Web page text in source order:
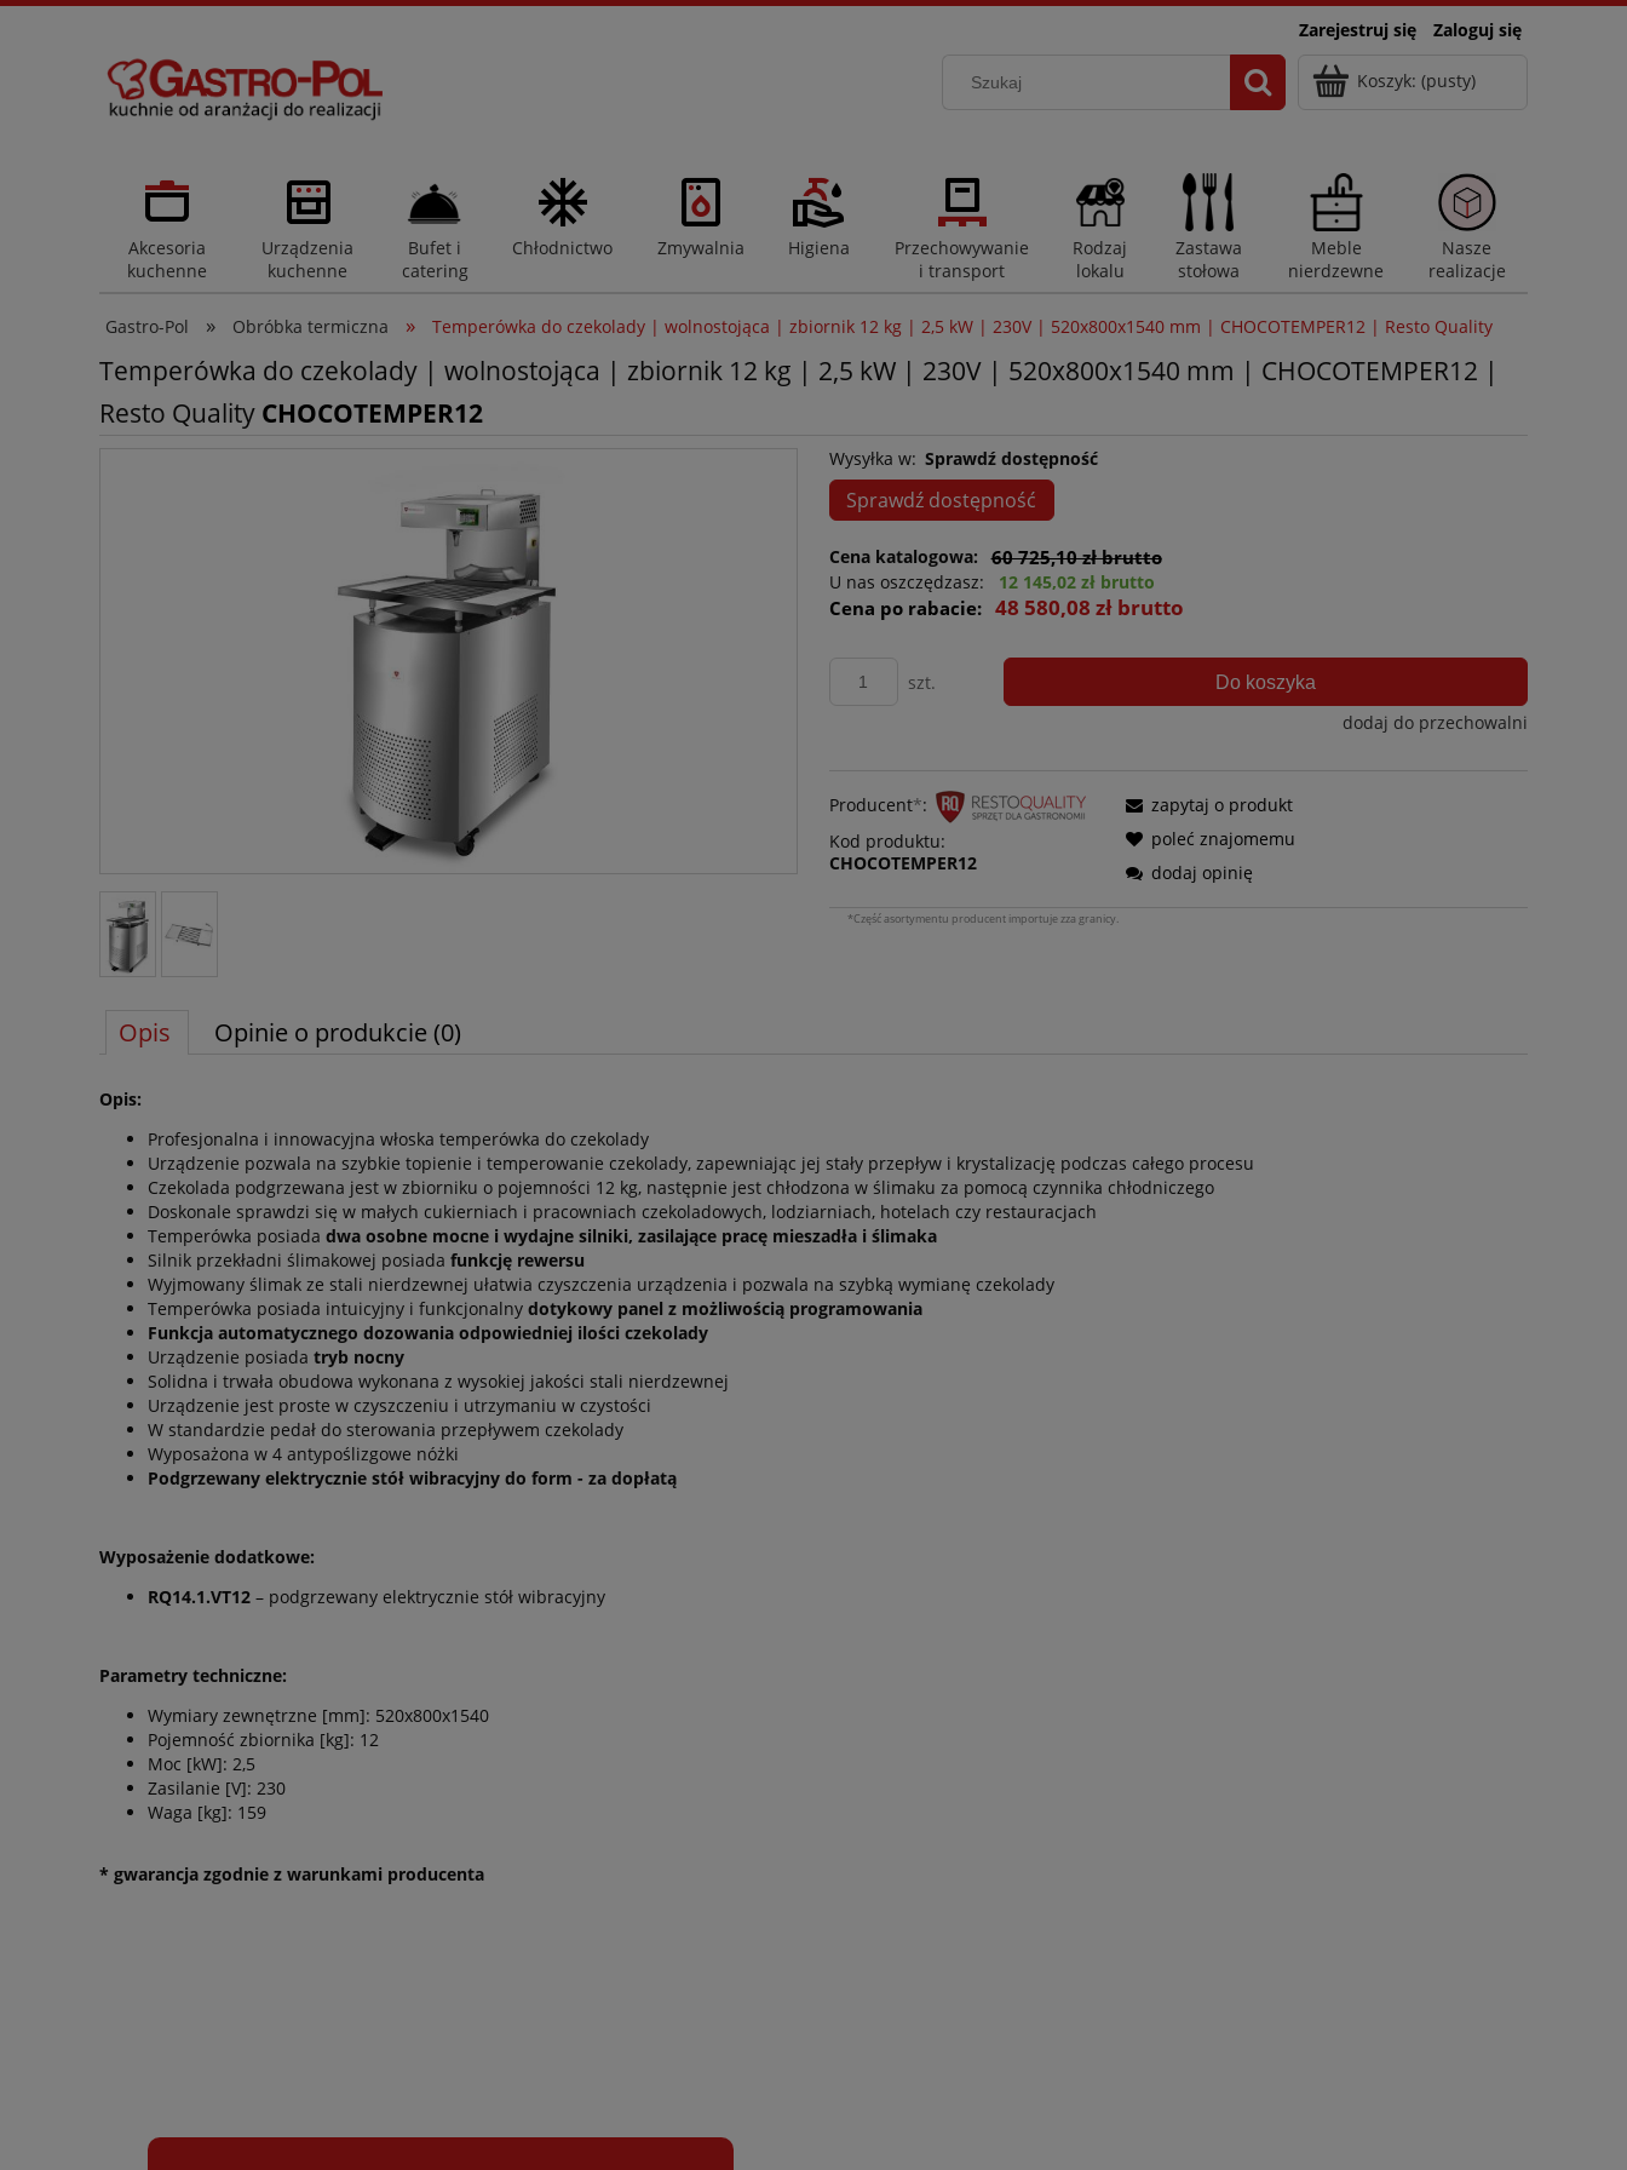
Zarejestruj się Zaloguj się
Koszyk: (pusty)
Akcesoria
kuchenne
Urządzenia
kuchenne
Bufet i
catering
Chłodnictwo Zmywalnia Higiena
Przechowywanie
i transport
Rodzaj
lokalu
Zastawa
stołowa
Meble
nierdzewne
Nasze
realizacje
Gastro-Pol » Obróbka termiczna » Temperówka do czekolady | wolnostojąca | zbiornik 12 kg | 2,5 kW | 230V | 520x800x1540 mm | CHOCOTEMPER12 | Resto Quality
Temperówka do czekolady | wolnostojąca | zbiornik 12 kg | 2,5 kW | 230V | 520x800x1540 mm | CHOCOTEMPER12 |
Resto Quality CHOCOTEMPER12
Wysyłka w: Sprawdź dostępność
Sprawdź dostępność
Cena katalogowa: 60 725,10 zł brutto
U nas oszczędzasz: 12 145,02 zł brutto
Cena po rabacie: 48 580,08 zł brutto
szt. Do koszyka
dodaj do przechowalni
Producent*:
Kod produktu:
CHOCOTEMPER12
zapytaj o produkt
poleć znajomemu
dodaj opinię
*Część asortymentu producent importuje zza granicy.
Opis Opinie o produkcie (0)
Opis:
Profesjonalna i innowacyjna włoska temperówka do czekolady
Urządzenie pozwala na szybkie topienie i temperowanie czekolady, zapewniając jej stały przepływ i krystalizację podczas całego procesu
Czekolada podgrzewana jest w zbiorniku o pojemności 12 kg, następnie jest chłodzona w ślimaku za pomocą czynnika chłodniczego
Doskonale sprawdzi się w małych cukierniach i pracowniach czekoladowych, lodziarniach, hotelach czy restauracjach
Temperówka posiada dwa osobne mocne i wydajne silniki, zasilające pracę mieszadła i ślimaka
Silnik przekładni ślimakowej posiada funkcję rewersu
Wyjmowany ślimak ze stali nierdzewnej ułatwia czyszczenia urządzenia i pozwala na szybką wymianę czekolady
Temperówka posiada intuicyjny i funkcjonalny dotykowy panel z możliwością programowania
Funkcja automatycznego dozowania odpowiedniej ilości czekolady
Urządzenie posiada tryb nocny
Solidna i trwała obudowa wykonana z wysokiej jakości stali nierdzewnej
Urządzenie jest proste w czyszczeniu i utrzymaniu w czystości
W standardzie pedał do sterowania przepływem czekolady
Wyposażona w 4 antypoślizgowe nóżki
Podgrzewany elektrycznie stół wibracyjny do form - za dopłatą
Wyposażenie dodatkowe:
RQ14.1.VT12 – podgrzewany elektrycznie stół wibracyjny
Parametry techniczne:
Wymiary zewnętrzne [mm]: 520x800x1540
Pojemność zbiornika [kg]: 12
Moc [kW]: 2,5
Zasilanie [V]: 230
Waga [kg]: 159
* gwarancja zgodnie z warunkami producenta